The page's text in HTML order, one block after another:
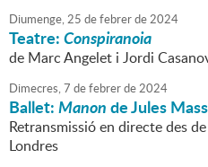
Diumenge,25 defebrerde2024
Teatre:Conspiranoia
de Marc Angelet i Jordi
Dimecres,7 defebrerde2024
Ballet:Manonde Jules
Retransmissió en directe des
Londres